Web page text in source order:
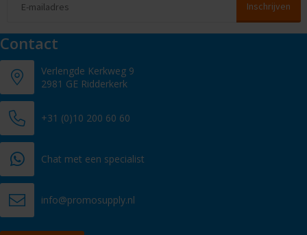
Contact
Verlengde Kerkweg 9
2981 GE Ridderkerk
+31 (0)10 200 60 60
Chat met een specialist
info@promosupply.nl